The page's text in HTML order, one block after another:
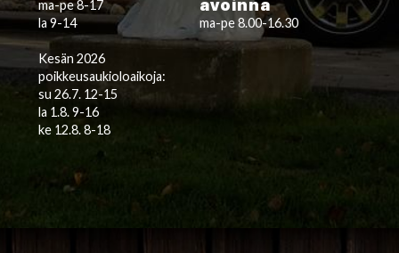
ma-pe 8-17
la 9-14
Kesän 2026
poikkeusaukioloaikoja:
su 26.7. 12-15
la 1.8. 9-16
ke 12.8. 8-18
avoinna
ma-pe 8.00-16.30